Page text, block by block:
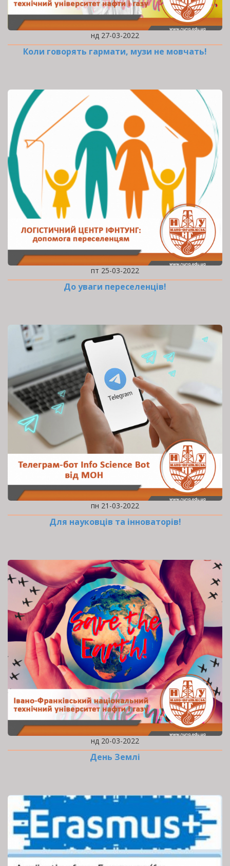
нд 27-03-2022
Коли говорять гармати, музи не мовчать!
пт 25-03-2022
До уваги переселенців!
пн 21-03-2022
Для науковців та інноваторів!
нд 20-03-2022
День Землі